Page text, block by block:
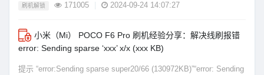
刷机解锁 171005 2024-09-24 14:07:27
小米（Mi） POCO F6 Pro 刷机经验分享：解决线刷报错
error: Sending sparse ‘xxx’ x/x (xxx KB)
提示 “error:Sending sparse super20/66 (130972KB)”“error: Sending